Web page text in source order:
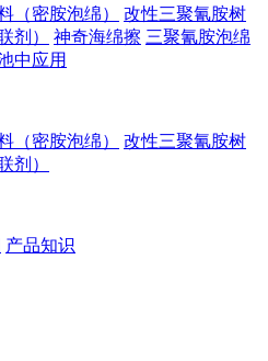
（密胺泡绵）
改性三聚氰胺树
剂）
神奇海绵擦 三聚氰胺泡绵
中应用
（密胺泡绵）
改性三聚氰胺树
剂）
产品知识